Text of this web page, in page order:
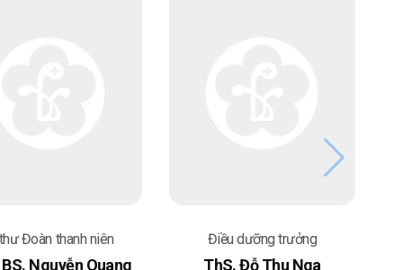
Đoàn thanh niên
Nguyễn Quang
Điều dưỡng trưởng
ThS. Đỗ Thu Nga